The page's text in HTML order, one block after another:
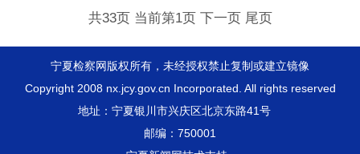
共33页 当前第1页 下一页 尾页
宁夏检察网版权所有，未经授权禁止复制或建立镜像
Copyright 2008 nx.jcy.gov.cn Incorporated. All rights reserved
地址：宁夏银川市兴庆区北京东路41号
邮编：750001